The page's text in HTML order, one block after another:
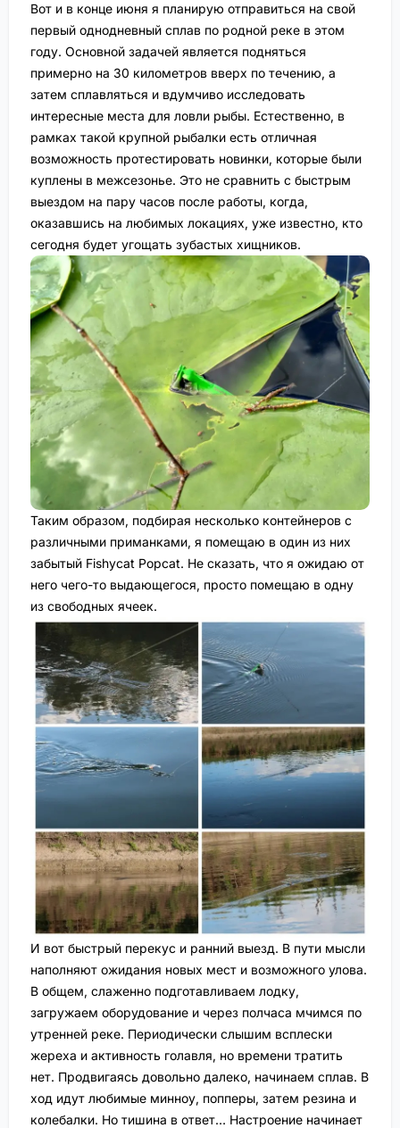
Вот и в конце июня я планирую отправиться на свой
первый однодневный сплав по родной реке в этом
году. Основной задачей является подняться
примерно на 30 километров вверх по течению, а
затем сплавляться и вдумчиво исследовать
интересные места для ловли рыбы. Естественно, в
рамках такой крупной рыбалки есть отличная
возможность протестировать новинки, которые были
куплены в межсезонье. Это не сравнить с быстрым
выездом на пару часов после работы, когда,
оказавшись на любимых локациях, уже известно, кто
сегодня будет угощать зубастых хищников.
Таким образом, подбирая несколько контейнеров с
различными приманками, я помещаю в один из них
забытый Fishycat Popcat. Не сказать, что я ожидаю от
него чего-то выдающегося, просто помещаю в одну
из свободных ячеек.
И вот быстрый перекус и ранний выезд. В пути мысли
наполняют ожидания новых мест и возможного улова.
В общем, слаженно подготавливаем лодку,
загружаем оборудование и через полчаса мчимся по
утренней реке. Периодически слышим всплески
жереха и активность голавля, но времени тратить
нет. Продвигаясь довольно далеко, начинаем сплав. В
ход идут любимые минноу, попперы, затем резина и
колебалки. Но тишина в ответ… Настроение начинает